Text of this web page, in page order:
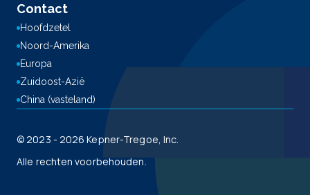
Contact
Hoofdzetel
Noord-Amerika
Europa
Zuidoost-Azië
China (vasteland)
© 2023 - 2026 Kepner-Tregoe, Inc.
Alle rechten voorbehouden.